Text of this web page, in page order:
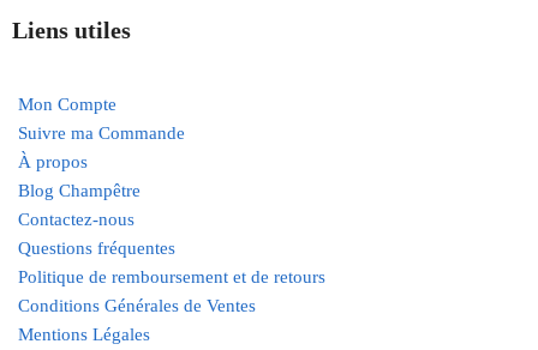
Liens utiles
Mon Compte
Suivre ma Commande
À propos
Blog Champêtre
Contactez-nous
Questions fréquentes
Politique de remboursement et de retours
Conditions Générales de Ventes
Mentions Légales